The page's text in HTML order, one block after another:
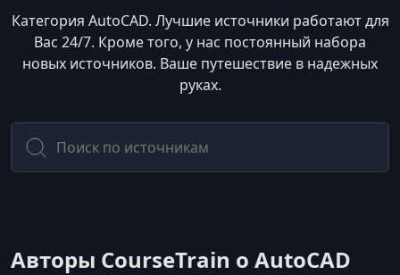
Категория AutoCAD. Лучшие источники работают для
Вас 24/7. Кроме того, у нас постоянный набора
новых источников. Ваше путешествие в надежных
руках.
Авторы CourseTrain о AutoCAD